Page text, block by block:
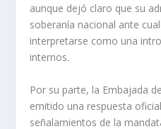
aunque dejó claro que su
soberanía nacional ante
interpretarse como una
internos.
Por su parte, la Embajada
emitido una respuesta
señalamientos de la